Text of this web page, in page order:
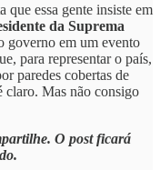
que essa gente insiste em
da Suprema
governo em um evento
para representar o país,
paredes cobertas de
claro. Mas não consigo
O post ficará